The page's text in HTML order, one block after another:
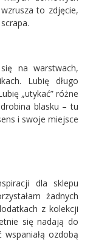
to zdjęcie,
na warstwach,
Lubię długo
„utykać” różne
blasku – tu
i swoje miejsce
dla sklepu
żadnych
z kolekcji
się nadają do
ozdobą